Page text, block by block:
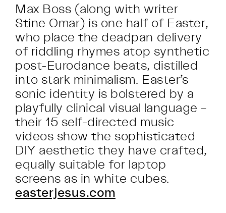
Max Boss (along with writer
Stine Omar) is one half of Easter,
who place the deadpan delivery
of riddling rhymes atop synthetic
post-Eurodance beats, distilled
into stark minimalism. Easter’s
sonic identity is bolstered by a
playfully clinical visual language –
their 15 self-directed music
videos show the sophisticated
DIY aesthetic they have crafted,
equally suitable for laptop
screens as in white cubes.
easterjesus.com